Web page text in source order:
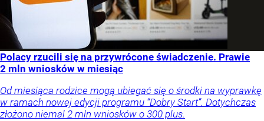
Polacy rzucili się na przywrócone świadczenie. Prawie
2 mln wniosków w miesiąc
Od miesiąca rodzice mogą ubiegać się o środki na wyprawkę
w ramach nowej edycji programu “Dobry Start”. Dotychczas
złożono niemal 2 mln wniosków o 300 plus.